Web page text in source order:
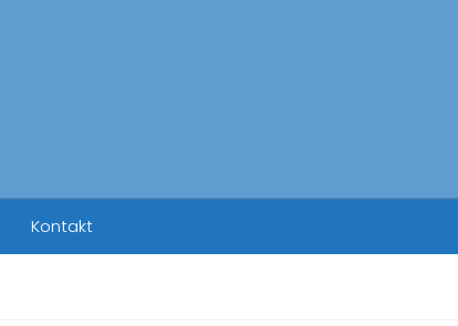
Kontakt